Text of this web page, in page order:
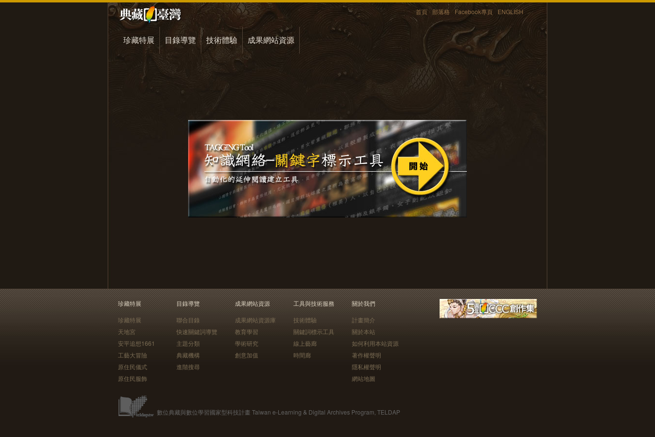
首頁 部落格 Facebook專頁 ENGLISH
珍藏特展 目錄導覽 技術體驗 成果網站資源
珍藏特展
珍藏特展
天地宮
安平追想1661
工藝大冒險
原住民儀式
原住民服飾
目錄導覽
聯合目錄
快速關鍵詞導覽
主題分類
典藏機構
進階搜尋
成果網站資源
成果網站資源庫
教育學習
學術研究
創意加值
工具與技術服務
技術體驗
關鍵詞標示工具
線上藝廊
時間廊
關於我們
計畫簡介
關於本站
如何利用本站資源
著作權聲明
隱私權聲明
網站地圖
數位典藏與數位學習國家型科技計畫 Taiwan e-Learning & Digital Archives Program, TELDAP